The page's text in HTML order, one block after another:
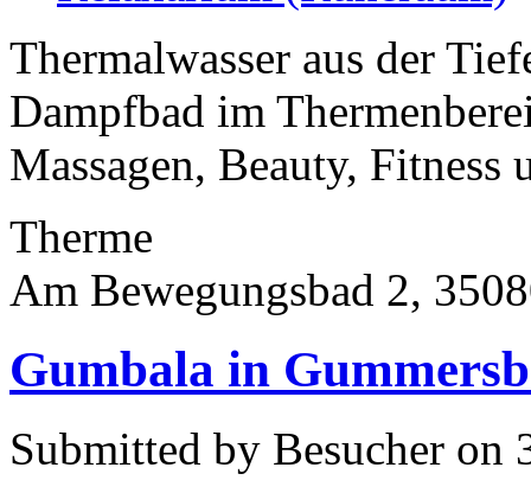
Thermalwasser aus der
Dampfbad im
Massagen, Beauty, Fitness
Therme
Am Bewegungsbad 2,
Gumbala in
Submitted by Besucher on